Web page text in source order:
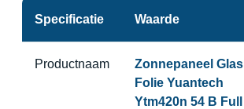
Specificatie Waarde
Productnaam
Zonnepaneel Glas
Folie Yuantech
Ytm420n 54 B Full